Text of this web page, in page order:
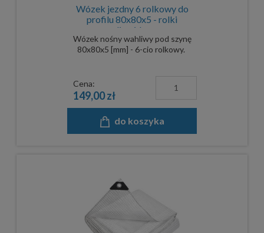
Wózek jezdny 6 rolkowy do
profilu 80x80x5 - rolki
poliamidowe
Wózek nośny wahliwy pod szynę
80x80x5 [mm] - 6-cio rolkowy.
Cena:
149,00 zł
do koszyka